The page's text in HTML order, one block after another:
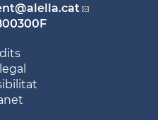
@alella.cat